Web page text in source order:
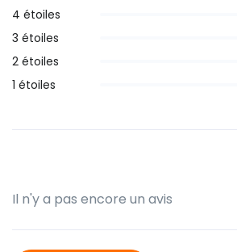
4 étoiles
3 étoiles
2 étoiles
1 étoiles
Il n'y a pas encore un avis